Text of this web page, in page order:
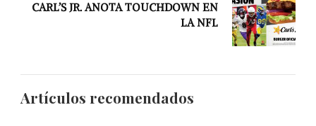
CARL’S JR. ANOTA TOUCHDOWN EN
LA NFL
Artículos recomendados